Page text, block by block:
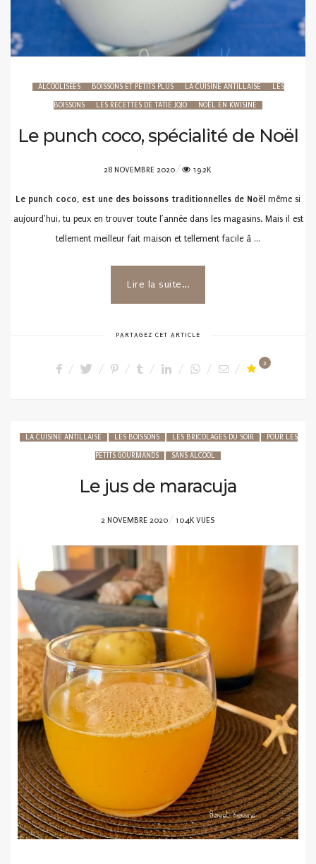
ALCOOLISÉES BOISSONS ET PETITS PLUS LA CUISINE ANTILLAISE LES
BOISSONS LES RECETTES DE TATIE JOJO NOËL EN KWISINE
Le punch coco, spécialité de Noël
POSTED
28 NOVEMBRE 2020 19.2K
Le punch coco, est une des boissons traditionnelles de Noël même si
aujourd’hui, tu peux en trouver toute l’année dans les magasins. Mais il est
tellement meilleur fait maison et tellement facile à …
Lire la suite...
PARTAGEZ CET ARTICLE
2
LA CUISINE ANTILLAISE LES BOISSONS LES BRICOLAGES DU SOIR POUR LES
PETITS GOURMANDS SANS ALCOOL
Le jus de maracuja
POSTED
2 NOVEMBRE 2020 10.4K VUES